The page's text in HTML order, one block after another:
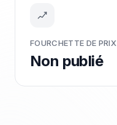
FOURCHETTE DE PRIX
Non publié